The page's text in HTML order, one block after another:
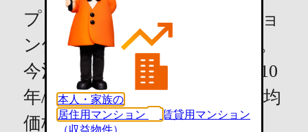
プレジール周辺の中古マンショ
ン価格推移情報を紹介します。
今治市の中古マンション（築10
年/専有面積70m²の条件）の平均
価格を独自のロジックで計算
本人・家族の
居住用マンション
賃貸用マンション
（収益物件）